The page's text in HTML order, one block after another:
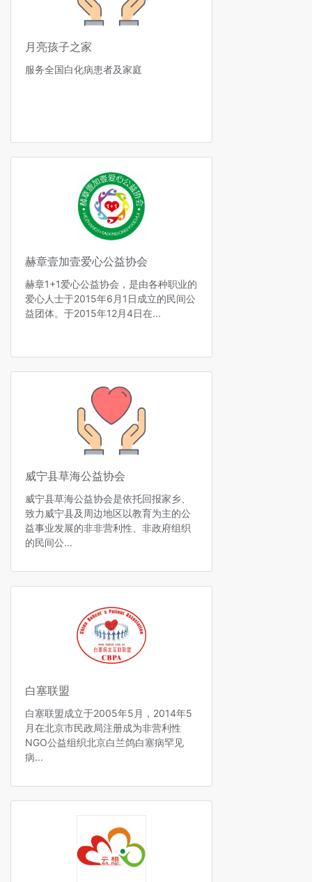
月亮孩子之家
服务全国白化病患者及家庭
赫章壹加壹爱心公益协会
赫章1+1爱心公益协会，是由各种职业的
爱心人士于2015年6月1日成立的民间公
益团体。于2015年12月4日在...
威宁县草海公益协会
威宁县草海公益协会是依托回报家乡、
致力威宁县及周边地区以教育为主的公
益事业发展的非非营利性、非政府组织
的民间公...
白塞联盟
白塞联盟成立于2005年5月，2014年5
月在北京市民政局注册成为非营利性
NGO公益组织北京白兰鸽白塞病罕见
病...